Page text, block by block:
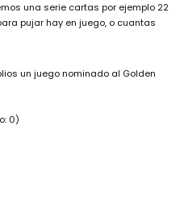
una serie cartas por ejemplo 22
pujar hay en juego, o cuantas
un juego nominado al Golden
0)